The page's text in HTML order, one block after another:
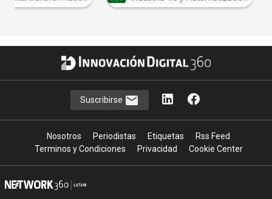
Suscribirse
Nosotros Periodistas Etiquetas
Rss Feed
Terminos y Condiciones
Privacidad Cookie Center